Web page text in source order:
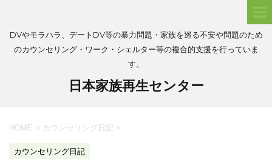
DVやモラハラ、デートDV等の暴力問題・家族を巡る不安や問題のため
のカウンセリング・ワーク・シェルター等の複合的支援を行っていま
す。
日本家族再生センター
HOME > カウンセリング日記 >
カウンセリング日記